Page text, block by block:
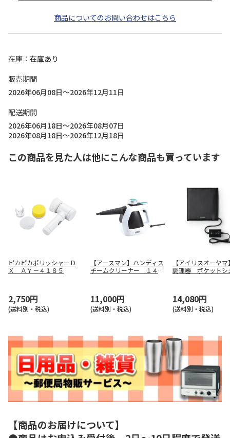
商品についてのお問い合わせはこちら
在庫
在庫あり
販売期間
2026年06月08日～2026年12月11日
配送期間
2026年06月18日～2026年08月07日
2026年08月18日～2026年12月18日
この商品を見た人は他にこんな商品も買っています
ピカピカポリッシャーＤ
Ｘ ＡＹ－４１８５
2,750円
(送料別・税込)
【アースマン】ハンディス
チームクリーナー １４０
11,000円
(送料別・税込)
【アイリスオーヤ
調理器 ポケット
14,080円
(送料別・税込)
【商品のお届けについて】